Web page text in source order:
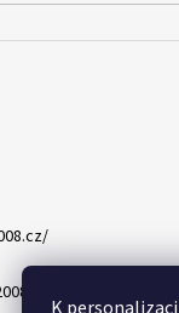
AED-skoleni-lekar